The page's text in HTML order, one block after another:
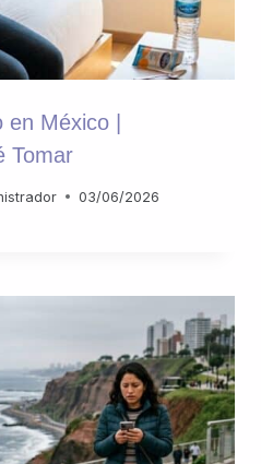
México |
Tomar
03/06/2026